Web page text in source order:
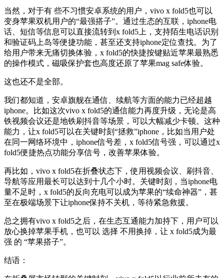
当然，对于有 些不习惯安卓系统的用户，vivo x fold5也可以
变身苹果双机用户的“最强搭子”。通过生态的互联，iphone电
话、短信等信息可以直接流转到x fold5上，支持陌生电话识别
和验证码上岛等便捷功能，甚至还支持iphone定位查找。为了
给用户带来无痛切换体验，x fold5的快捷按键贴近苹果最熟悉
的操作模式，磁吸保护套也高度还原了苹果mag safe体验。
这也还不是全部。
我们都知道，安卓旗舰在通信、续航等方面的能力已经超越
iphone。比如这次vivo x fold5的通信能力再度升级，无论是高
铁视频会议还是地铁刷抖音等场景，可以大幅减少卡顿。这种
能力，让x fold5可以在关键时刻“拯救”iphone，比如当用户处
在同一网络环境中，iphone信号差，x fold5信号强，可以通过x
fold5便捷热点功能分享信号，改善苹果体验。
再比如，vivo x fold5在折叠状态下，使用视频会议、刷抖音、
导航等应用最长可以达到十几个小时。关键时刻，当iphone电
量不足时，x fold5的反向充电可以成为苹果的“续命神器”，甚
至在极端场景下让iphone保持不关机，等待紧急救援。
总之拥有vivo x fold5之后，在生态互通能力加持下，用户可以
放心换掉苹果手机，也可以 选择 不用换掉，让 x fold5成为最
强 的 “苹果搭子”。
结语：